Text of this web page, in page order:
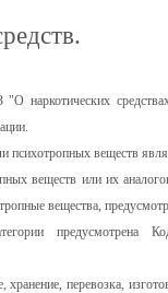
веществ
веществ или их
вещества,
предусмотрена
перевозка,